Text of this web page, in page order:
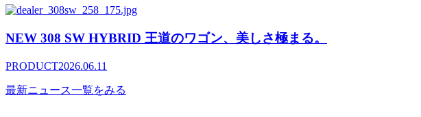
NEW 308 SW HYBRID 王道のワゴン、美しさ極まる。
PRODUCT2026.06.11
最新ニュース一覧をみる